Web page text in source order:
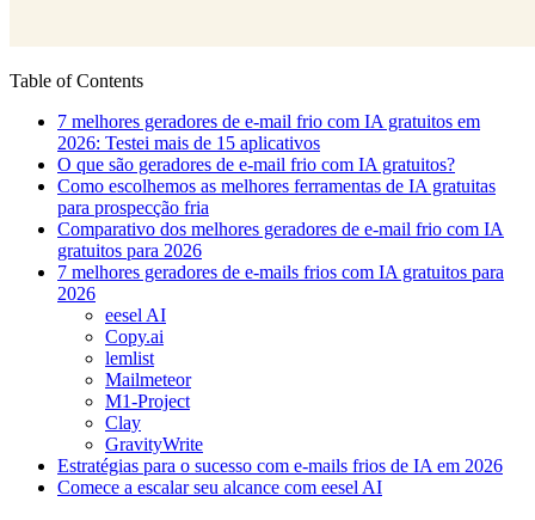
Table of Contents
7 melhores geradores de e-mail frio com IA gratuitos em
2026: Testei mais de 15 aplicativos
O que são geradores de e-mail frio com IA gratuitos?
Como escolhemos as melhores ferramentas de IA gratuitas
para prospecção fria
Comparativo dos melhores geradores de e-mail frio com IA
gratuitos para 2026
7 melhores geradores de e-mails frios com IA gratuitos para
2026
eesel AI
Copy.ai
lemlist
Mailmeteor
M1-Project
Clay
GravityWrite
Estratégias para o sucesso com e-mails frios de IA em 2026
Comece a escalar seu alcance com eesel AI